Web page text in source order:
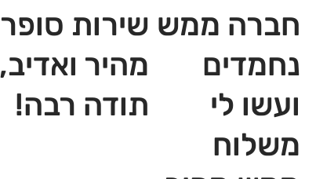
שירות סופר
מהיר ואדיב,
תודה רבה!
חברה ממש
נחמדים
ועשו לי
משלוח